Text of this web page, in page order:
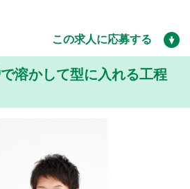
この求人に応募する
溶かして型に入れる工程